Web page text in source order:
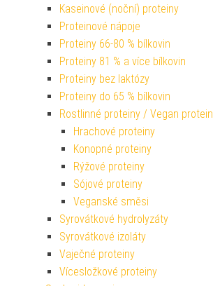
Kaseinové (noční) proteiny
Proteinové nápoje
Proteiny 66-80 % bílkovin
Proteiny 81 % a více bílkovin
Proteiny bez laktózy
Proteiny do 65 % bílkovin
Rostlinné proteiny / Vegan protein
Hrachové proteiny
Konopné proteiny
Rýžové proteiny
Sójové proteiny
Veganské směsi
Syrovátkové hydrolyzáty
Syrovátkové izoláty
Vaječné proteiny
Vícesložkové proteiny